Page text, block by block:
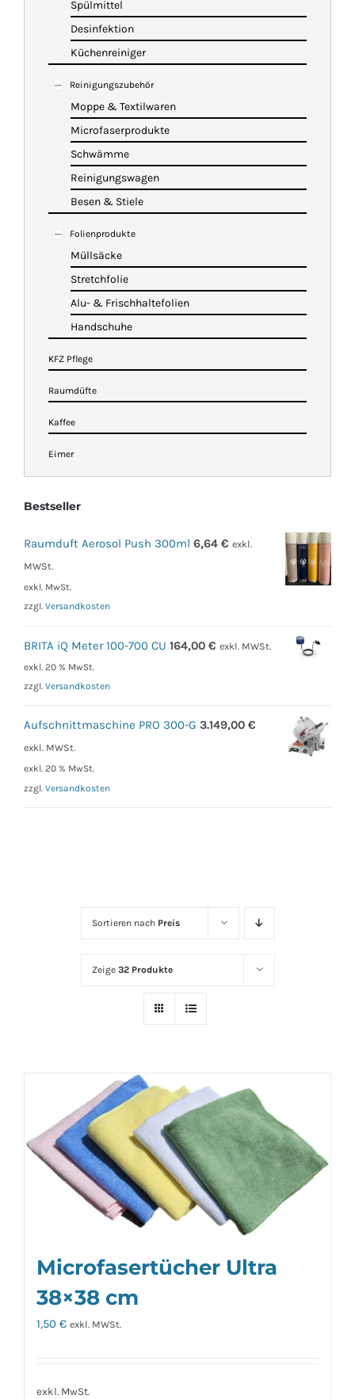
Sortieren nach Preis
Zeige 32 Produkte
Microfasertücher Ultra
38×38 cm
1,50 € exkl. MWSt.
exkl. MwSt.
Spülmittel
Desinfektion
Küchenreiniger
Reinigungszubehör
Moppe & Textilwaren
Microfaserprodukte
Schwämme
Reinigungswagen
Besen & Stiele
Folienprodukte
Müllsäcke
Stretchfolie
Alu- & Frischhaltefolien
Handschuhe
KFZ Pflege
Raumdüfte
Kaffee
Eimer
Bestseller
Raumduft Aerosol Push 300ml 6,64 € exkl.
MWSt.
exkl. MwSt.
zzgl. Versandkosten
BRITA iQ Meter 100-700 CU 164,00 € exkl. MWSt.
exkl. 20 % MwSt.
zzgl. Versandkosten
Aufschnittmaschine PRO 300-G 3.149,00 €
exkl. MWSt.
exkl. 20 % MwSt.
zzgl. Versandkosten